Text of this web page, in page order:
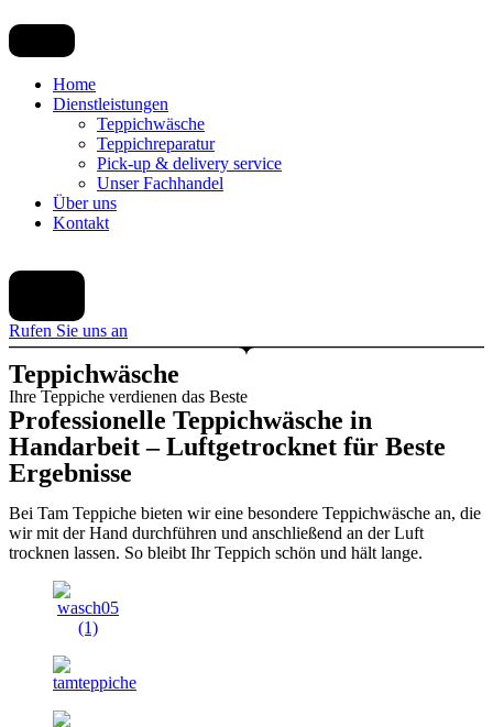
Home
Dienstleistungen
Teppichwäsche
Teppichreparatur
Pick-up & delivery service
Unser Fachhandel
Über uns
Kontakt
Rufen Sie uns an
Teppichwäsche
Ihre Teppiche verdienen das Beste
Professionelle Teppichwäsche in
Handarbeit – Luftgetrocknet für Beste
Ergebnisse
Bei Tam Teppiche bieten wir eine besondere Teppichwäsche an, die
wir mit der Hand durchführen und anschließend an der Luft
trocknen lassen. So bleibt Ihr Teppich schön und hält lange.